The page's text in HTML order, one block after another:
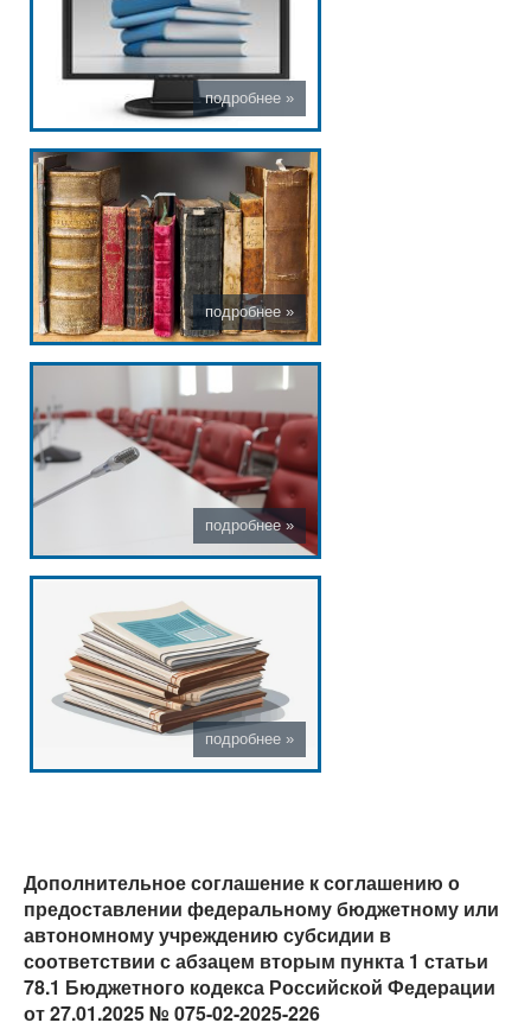
Дополнительное соглашение к соглашению о
предоставлении федеральному бюджетному или
автономному учреждению субсидии в
соответствии с абзацем вторым пункта 1 статьи
78.1 Бюджетного кодекса Российской Федерации
от 27.01.2025 № 075-02-2025-226